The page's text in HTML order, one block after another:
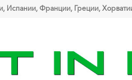
Испании, Франции, Греции,